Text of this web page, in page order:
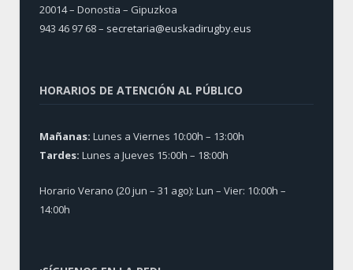
20014 – Donostia – Gipuzkoa
943 46 97 68 – secretaria@euskadirugby.eus
HORARIOS DE ATENCIÓN AL PÚBLICO
Mañanas: Lunes a Viernes 10:00h – 13:00h
Tardes: Lunes a Jueves 15:00h – 18:00h
Horario Verano (20 jun – 31 ago): Lun – Vier: 10:00h –
14:00h